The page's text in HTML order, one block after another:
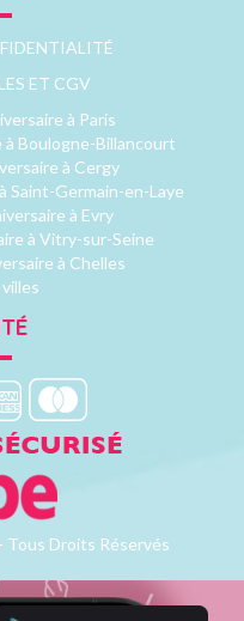
ET CGV
à Paris
Boulogne-Billancourt
à Cergy
Saint-Germain-en-Laye
à Evry
à Vitry-sur-Seine
à Chelles
Droits Réservés